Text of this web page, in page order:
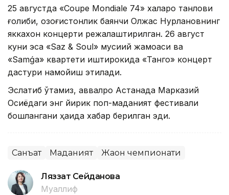
25 августда «Coupe Mondiale 74» халқаро танлови
ғолиби, қозоғистонлик баянчи Олжас Нурлановнинг
яккахон концерти режалаштирилган. 26 август
куни эса «Saz & Soul» мусиқий жамоаси ва
«Samǵa» квартети иштирокида «Танго» концерт
дастури намойиш этилади.
Эслатиб ўтамиз, аввалроқ Астанада Марказий
Осиёдаги энг йирик поп-маданият фестивали
бошлангани ҳақида хабар берилган эди.
Санъат Маданият Жаҳон чемпионати
Ляззат Сейданова
Муаллиф